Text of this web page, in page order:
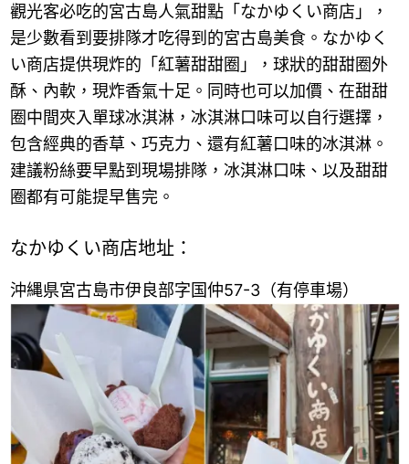
觀光客必吃的宮古島人氣甜點「なかゆくい商店」，
是少數看到要排隊才吃得到的宮古島美食。なかゆく
い商店提供現炸的「紅薯甜甜圈」，球狀的甜甜圈外
酥、內軟，現炸香氣十足。同時也可以加價、在甜甜
圈中間夾入單球冰淇淋，冰淇淋口味可以自行選擇，
包含經典的香草、巧克力、還有紅薯口味的冰淇淋。
建議粉絲要早點到現場排隊，冰淇淋口味、以及甜甜
圈都有可能提早售完。
なかゆくい商店地址：
沖縄県宮古島市伊良部字国仲57-3（有停車場）